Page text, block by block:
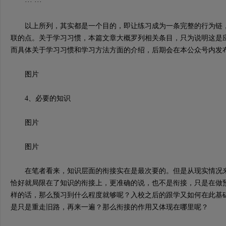
··· ···
以上所列，其实都是一个目的，即让练习成为一条完整的行为链
联的点。关于学习习惯，本篇文章大概罗列相关条目，只为说明这是
而具体关于学习习惯和学习方法方面的介绍，后期会在本公众号内发
图片
4、必要的知识
图片
图片
在笔者看来，知识层面的衔接实在是最次要的。但是从现实情况
恰好就局限在了知识的衔接上，更准确的说，也不是衔接，只是在做
样的话，那么预习到什么程度就够呢？入校之后的跟学又如何在此基
是只是重走旧路，再来一遍？那么衔接的作用又体现在哪里呢？